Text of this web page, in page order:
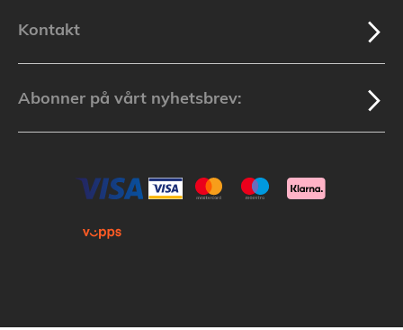
Kontakt
Abonner på vårt nyhetsbrev: